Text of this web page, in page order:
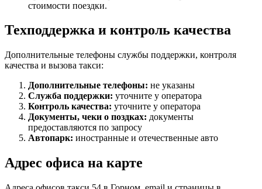
стоимости поездки.
Техподдержка и контроль качества
Дополнительные телефоны службы поддержки, контроля
качества и вызова такси:
Дополнительные телефоны: не указаны
Служба поддержки: уточните у оператора
Контроль качества: уточните у оператора
Документы, чеки о поздках: документы
предоставляются по запросу
Автопарк: иностранные и отечественные авто
Адрес офиса на карте